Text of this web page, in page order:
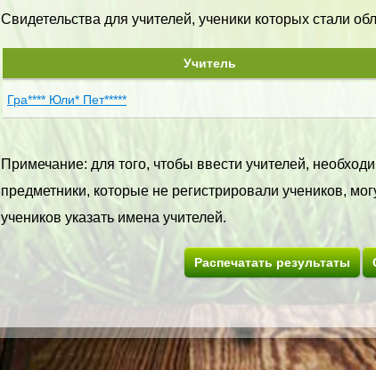
Свидетельства для учителей, ученики которых стали
Учитель
Гра**** Юли* Пет*****
Примечание: для того, чтобы ввести учителей,
предметники, которые не регистрировали учеников,
учеников указать имена учителей.
Распечатать результаты